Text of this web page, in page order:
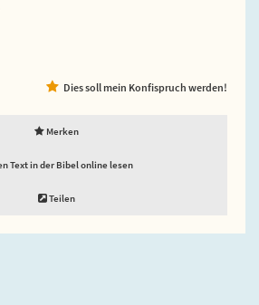
Dies soll mein Konfispruch werden!
Merken
Text in der Bibel online lesen
Teilen